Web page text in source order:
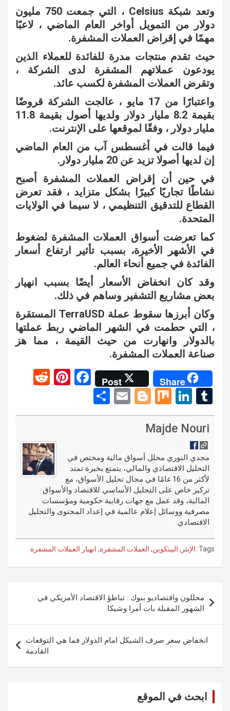
وتعد شبكة Celsius ، التي جمعت 750 مليون
دولار من التمويل أواخر العام الماضي ، لاعبًا
مهمًا في إقراض العملات المشفرة.
حيث تقدم منتجات مدرة للفائدة للعملاء الذين
يودعون عملاتهم المشفرة لدى الشركة ،
وتقرض العملات المشفرة لكسب عائد.
واعتبارًا من 17 مايو ، عالجت الشركة قروضًا
بقيمة 8.2 مليار دولار ولديها أصول بقيمة 11.8
مليار دولار ، وفقًا لموقعها على الإنترنت.
فيما قالت في أغسطس آب من العام الماضي
إن لديها أصولا تزيد عن 20 مليار دولار.
في حين أن إقراض العملات المشفرة أصبح
نشاطًا تجاريًا كبيرًا بشكل متزايد ، فقد تعرض
القطاع للتدقيق التنظيمي ، لا سيما في الولايات
المتحدة.
كما تعرضت أسواق العملات المشفرة لضغوط
في الأشهر الأخيرة، بسبب تأثير ارتفاع أسعار
الفائدة في جميع أنحاء العالم.
وقد كان انخفاض الأسعار أيضًا بسبب انهيار
بعض مشاريع التشفير وساهم في ذلك.
وكان أبرزها سقوط عملة TerraUSD المستقرة
، التي حطمت في الشهر الماضي ربط عملتها
بالدولار وانهارت من حيث القيمة ، مما هز
صناعة العملات المشفرة.
Share
Post
F
ce
o
k
Pi
er
t
d
t
T
u
m
bl
r
Li
n
ke
n
M
ix
Bl
o
er
E
m
h
Majde Nouri
مجدي النوري محلل أسواق مالية ومختص في
التحليل الاقتصادي والمالي، يتمتع بخبرة تمتد
لأكثر من 16 عامًا في مجال تحليل الأسواق، مع
تركيز خاص على التحليل الأساسي للاقتصاد والأسواق
المالية، وقد عمل مع جهات رقابية حكومية ومؤسسات
مصرفية ووسائل إعلام عالمية في إعداد المحتوى والتحليل
الاقتصادي.
Tags: الإيثر , البيتكوين, العملات المشفرة, انهيار العملات المشفرة
المقالات
محللون واقتصاديو بنوك : تباطؤ الاقتصاد الأمريكي في
الشهور المقبلة بات أمرا وشيكا
انخفاض سعر صرف الشيكل امام الدولار فما هي التوقعات
القادمة
ابحث في الموقع